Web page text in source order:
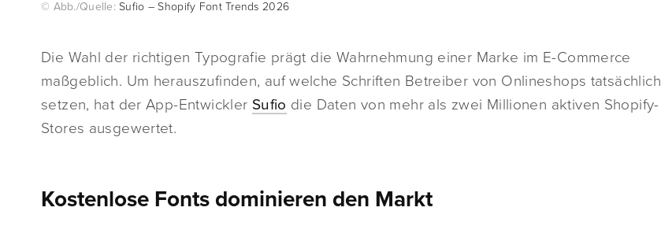
© Abb./Quelle:Sufio – Shopify Font Trends 2026
Die Wahl der richtigen Typografie prägt die Wahrnehmung einer Marke im E-Commerce
maßgeblich. Um herauszufinden, auf welche Schriften Betreiber von Onlineshops tatsächlich
setzen, hat der App-Entwickler Sufio die Daten von mehr als zwei Millionen aktiven Shopify-
Stores ausgewertet.
Kostenlose Fonts dominieren den Markt